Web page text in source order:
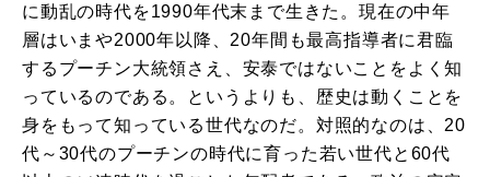
に動乱の時代を1990年代末まで生きた。現在の中年
層はいまや2000年以降、20年間も最高指導者に君臨
するプーチン大統領さえ、安泰ではないことをよく知
っているのである。というよりも、歴史は動くことを
身をもって知っている世代なのだ。対照的なのは、20
代～30代のプーチンの時代に育った若い世代と60代